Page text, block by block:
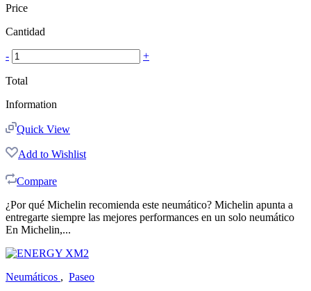
Price
Cantidad
- +
Total
Information
Quick View
Add to Wishlist
Compare
¿Por qué Michelin recomienda este neumático? Michelin apunta a
entregarte siempre las mejores performances en un solo neumático
En Michelin,...
Neumáticos , Paseo